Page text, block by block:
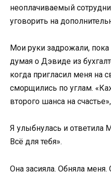
неоплачиваемый
уговорить на
Мои руки задрожали,
думая о Дэвиде из
когда пригласил меня на
сморщились по углам.
второго шанса на
Я улыбнулась и ответила
Всё для тебя».
Она засияла. Обняла меня.